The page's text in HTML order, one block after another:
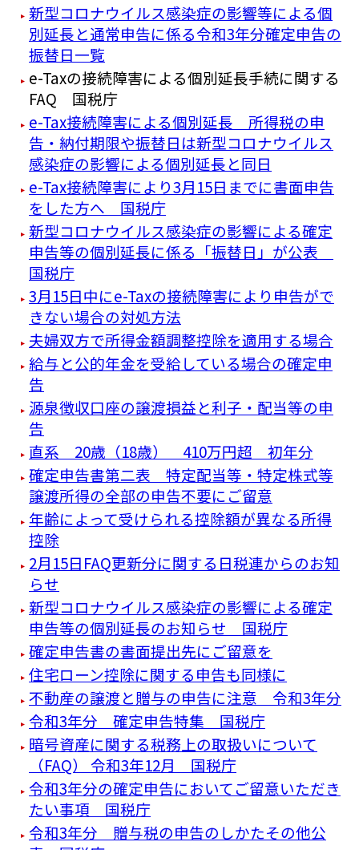
新型コロナウイルス感染症の影響等による個
別延長と通常申告に係る令和3年分確定申告の
振替日一覧
e-Taxの接続障害による個別延長手続に関する
FAQ 国税庁
e-Tax接続障害による個別延長 所得税の申
告・納付期限や振替日は新型コロナウイルス
感染症の影響による個別延長と同日
e-Tax接続障害により3月15日までに書面申告
をした方へ 国税庁
新型コロナウイルス感染症の影響による確定
申告等の個別延長に係る「振替日」が公表
国税庁
3月15日中にe-Taxの接続障害により申告がで
きない場合の対処方法
夫婦双方で所得金額調整控除を適用する場合
給与と公的年金を受給している場合の確定申
告
源泉徴収口座の譲渡損益と利子・配当等の申
告
直系 20歳（18歳） 410万円超 初年分
確定申告書第二表 特定配当等・特定株式等
譲渡所得の全部の申告不要にご留意
年齢によって受けられる控除額が異なる所得
控除
2月15日FAQ更新分に関する日税連からのお知
らせ
新型コロナウイルス感染症の影響による確定
申告等の個別延長のお知らせ 国税庁
確定申告書の書面提出先にご留意を
住宅ローン控除に関する申告も同様に
不動産の譲渡と贈与の申告に注意 令和3年分
令和3年分 確定申告特集 国税庁
暗号資産に関する税務上の取扱いについて
（FAQ） 令和3年12月 国税庁
令和3年分の確定申告においてご留意いただき
たい事項 国税庁
令和3年分 贈与税の申告のしかたその他公